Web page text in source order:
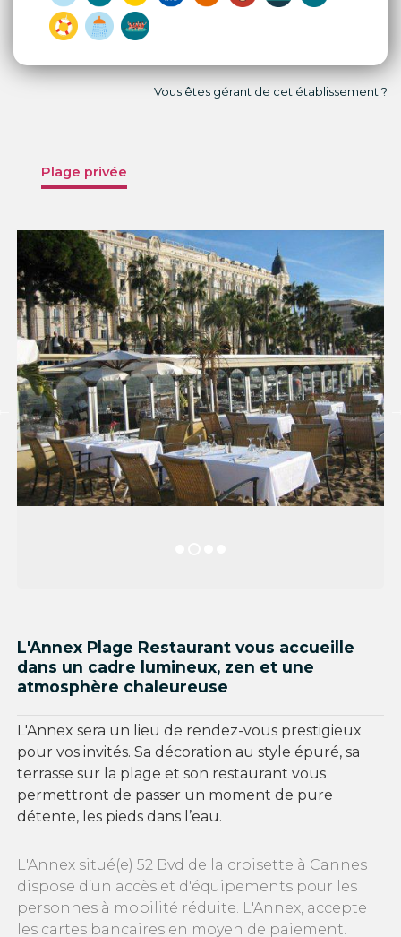
Vous êtes gérant de cet établissement ?
Plage privée
L'Annex Plage Restaurant vous accueille
dans un cadre lumineux, zen et une
atmosphère chaleureuse
L'Annex sera un lieu de rendez-vous prestigieux
pour vos invités. Sa décoration au style épuré, sa
terrasse sur la plage et son restaurant vous
permettront de passer un moment de pure
détente, les pieds dans l’eau.
L'Annex situé(e) 52 Bvd de la croisette à Cannes
dispose d’un accès et d'équipements pour les
personnes à mobilité réduite. L'Annex, accepte
les cartes bancaires en moyen de paiement.